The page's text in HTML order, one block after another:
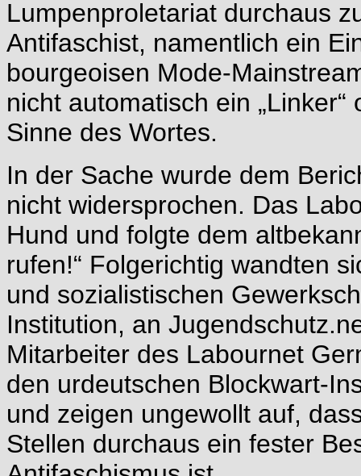
Lumpenproletariat durchaus
Antifaschist, namentlich ein
bourgeoisen Mode-
nicht automatisch ein
Sinne des Wortes.
In der Sache wurde dem
nicht widersprochen. Das
Hund und folgte dem
rufen!“ Folgerichtig wandten
und sozialistischen
Institution, an
Mitarbeiter des Labournet
den urdeutschen Blockwart-
und zeigen ungewollt auf,
Stellen durchaus ein fester